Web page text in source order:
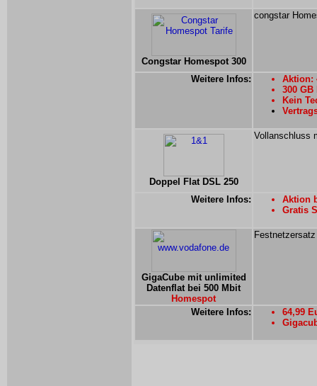
Congstar Homespot 300
congstar
Weitere Infos:
Aktion:
300
Kein
Doppel Flat DSL 250
Vollanschluss
Weitere Infos:
Aktion
Gratis
GigaCube mit unlimited
Datenflat bei 500 Mbit
Homespot
Weitere Infos:
64,99